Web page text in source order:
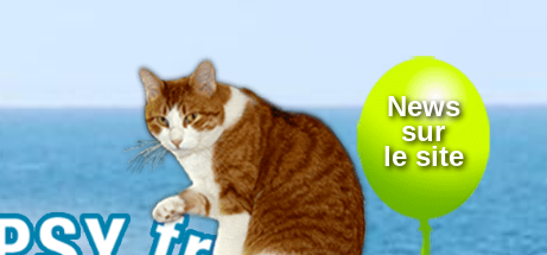
News
sur
le site